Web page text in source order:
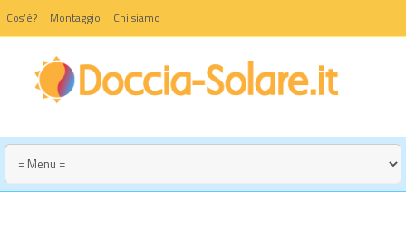
Cos’è? Montaggio Chi siamo